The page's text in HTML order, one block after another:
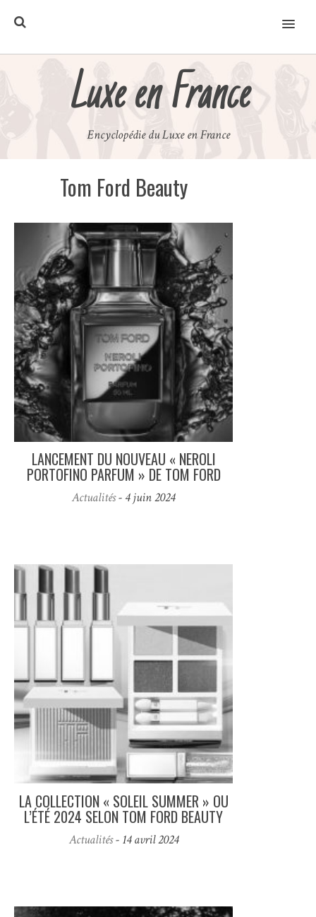
MENU
Luxe en France
Encyclopédie du Luxe en France
Tom Ford Beauty
LANCEMENT DU NOUVEAU « NEROLI
PORTOFINO PARFUM » DE TOM FORD
Actualités- 4 juin 2024
LA COLLECTION « SOLEIL SUMMER » OU
L’ÉTÉ 2024 SELON TOM FORD BEAUTY
Actualités- 14 avril 2024